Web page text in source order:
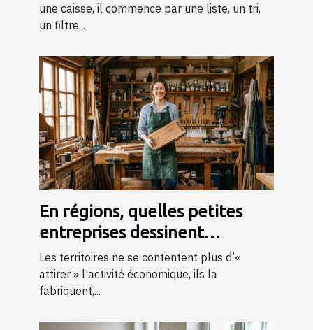
une caisse, il commence par une liste, un tri,
un filtre...
En régions, quelles petites
entreprises dessinent
l’économie de demain ?
Les territoires ne se contentent plus d’«
attirer » l’activité économique, ils la
fabriquent,...